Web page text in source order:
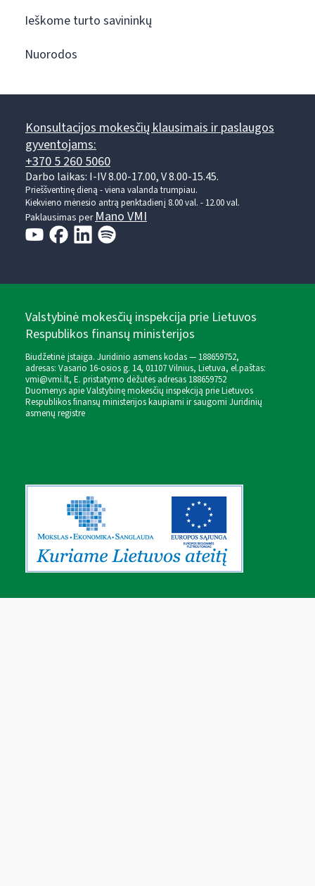
Ieškome turto savininkų
Nuorodos
Konsultacijos mokesčių klausimais ir paslaugos
gyventojams:
+370 5 260 5060
Darbo laikas: I-IV 8.00-17.00, V 8.00-15.45.
Prieššventinę dieną - viena valanda trumpiau.
Kiekvieno mėnesio antrą penktadienį 8.00 val. - 12.00 val.
Paklausimas per Mano VMI
Valstybinė mokesčių inspekcija prie Lietuvos
Respublikos finansų ministerijos
Biudžetinė įstaiga. Juridinio asmens kodas — 188659752,
adresas: Vasario 16-osios g. 14, 01107 Vilnius, Lietuva, el.paštas:
vmi@vmi.lt, E. pristatymo dėžutės adresas 188659752
Duomenys apie Valstybinę mokesčių inspekciją prie Lietuvos
Respublikos finansų ministerijos kaupiami ir saugomi Juridinių
asmenų registre